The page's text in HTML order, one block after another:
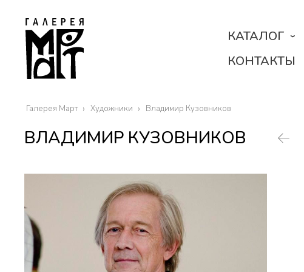
КАТАЛОГ
КОНТАКТЫ
Галерея Март Художники Владимир Кузовников
ВЛАДИМИР КУЗОВНИКОВ